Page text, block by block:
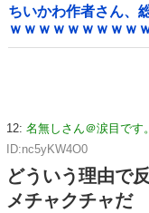
ちいかわ作者さん、
ｗｗｗｗｗｗｗｗｗ
12: 名無しさん＠涙目です
ID:nc5yKW4O0
どういう理由で
メチャクチャだ